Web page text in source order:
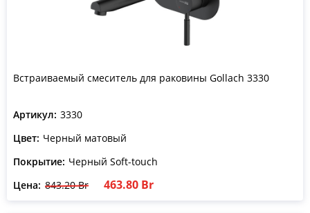
Встраиваемый смеситель для раковины Gollach 3330
Артикул: 3330
Цвет: Черный матовый
Покрытие: Черный Soft-touch
Цена: 843.20 Br 463.80 Br